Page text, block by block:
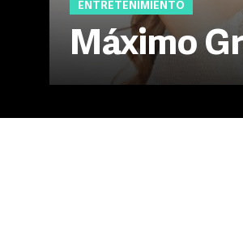
ENTRETENIMIENTO
Máximo